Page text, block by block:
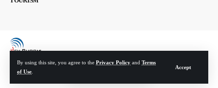
By using this site, you agree to the Privacy Policy and Terms
of Use
Accept
© Devbhoomi Media. All Rights Reserved. | Developed By: